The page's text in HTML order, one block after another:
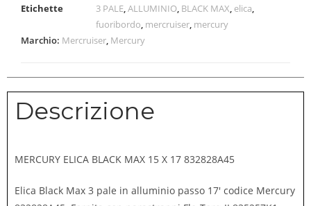
Etichette
3 PALE,ALLUMINIO, BLACK MAX, elica,
fuoribordo, mercruiser, mercury
Marchio: Mercruiser, Mercury
Descrizione
MERCURY ELICA BLACK MAX 15 X 17 832828A45
Elica Black Max 3 pale in alluminio passo 17′ codice Mercury